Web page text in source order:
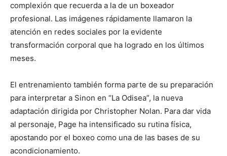
complexión que recuerda a la de un boxeador
profesional. Las imágenes rápidamente llamaron la
atención en redes sociales por la evidente
transformación corporal que ha logrado en los últimos
meses.
El entrenamiento también forma parte de su preparación
para interpretar a Sinon en “La Odisea”, la nueva
adaptación dirigida por Christopher Nolan. Para dar vida
al personaje, Page ha intensificado su rutina física,
apostando por el boxeo como una de las bases de su
acondicionamiento.